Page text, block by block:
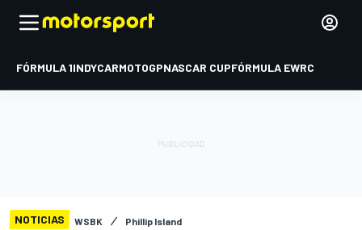
FÓRMULA 1INDYCARMOTOGPNASCAR CUPFÓRMULA EWRC
NOTICIAS WSBK Phillip Island